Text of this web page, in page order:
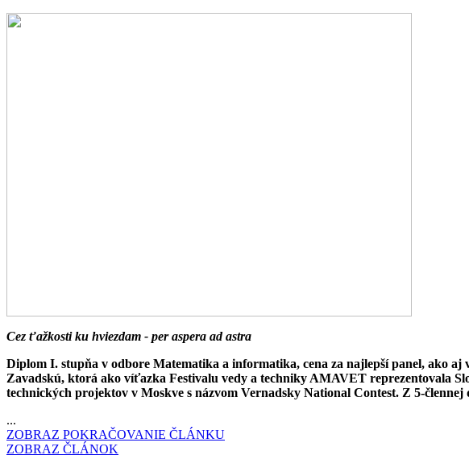
Cez ťažkosti ku hviezdam - per aspera ad astra
Diplom I. stupňa v odbore Matematika a informatika, cena za najlepší panel, ako
Zavadskú, ktorá ako víťazka Festivalu vedy a techniky AMAVET reprezentovala
technických projektov v Moskve s názvom Vernadsky National Contest. Z 5-
...
ZOBRAZ POKRAČOVANIE ČLÁNKU
ZOBRAZ ČLÁNOK